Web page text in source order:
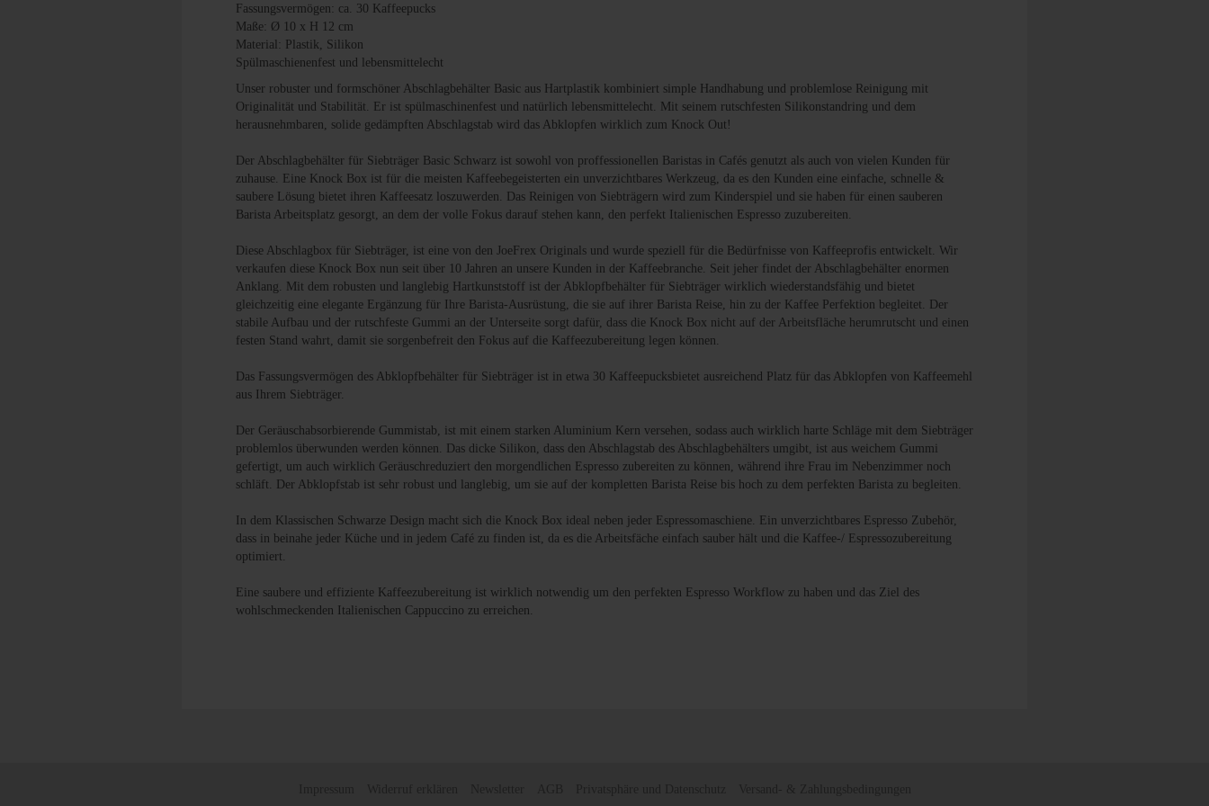
Fassungsvermögen: ca. 30 Kaffeepucks
Maße: Ø 10 x H 12 cm
Material: Plastik, Silikon
Spülmaschienenfest und lebensmittelecht
Unser robuster und formschöner Abschlagbehälter Basic aus Hartplastik kombiniert simple Handhabung und problemlose Reinigung mit
Originalität und Stabilität. Er ist spülmaschinenfest und natürlich lebensmittelecht. Mit seinem rutschfesten Silikonstandring und dem
herausnehmbaren, solide gedämpften Abschlagstab wird das Abklopfen wirklich zum Knock Out!
Der Abschlagbehälter für Siebträger Basic Schwarz ist sowohl von proffessionellen Baristas in Cafés genutzt als auch von vielen Kunden für
zuhause. Eine Knock Box ist für die meisten Kaffeebegeisterten ein unverzichtbares Werkzeug, da es den Kunden eine einfache, schnelle &
saubere Lösung bietet ihren Kaffeesatz loszuwerden. Das Reinigen von Siebträgern wird zum Kinderspiel und sie haben für einen sauberen
Barista Arbeitsplatz gesorgt, an dem der volle Fokus darauf stehen kann, den perfekt Italienischen Espresso zuzubereiten.
Diese Abschlagbox für Siebträger, ist eine von den JoeFrex Originals und wurde speziell für die Bedürfnisse von Kaffeeprofis entwickelt. Wir
verkaufen diese Knock Box nun seit über 10 Jahren an unsere Kunden in der Kaffeebranche. Seit jeher findet der Abschlagbehälter enormen
Anklang. Mit dem robusten und langlebig Hartkunststoff ist der Abklopfbehälter für Siebträger wirklich wiederstandsfähig und bietet
gleichzeitig eine elegante Ergänzung für Ihre Barista-Ausrüstung, die sie auf ihrer Barista Reise, hin zu der Kaffee Perfektion begleitet. Der
stabile Aufbau und der rutschfeste Gummi an der Unterseite sorgt dafür, dass die Knock Box nicht auf der Arbeitsfläche herumrutscht und einen
festen Stand wahrt, damit sie sorgenbefreit den Fokus auf die Kaffeezubereitung legen können.
Das Fassungsvermögen des Abklopfbehälter für Siebträger ist in etwa 30 Kaffeepucksbietet ausreichend Platz für das Abklopfen von Kaffeemehl
aus Ihrem Siebträger.
Der Geräuschabsorbierende Gummistab, ist mit einem starken Aluminium Kern versehen, sodass auch wirklich harte Schläge mit dem Siebträger
problemlos überwunden werden können. Das dicke Silikon, dass den Abschlagstab des Abschlagbehälters umgibt, ist aus weichem Gummi
gefertigt, um auch wirklich Geräuschreduziert den morgendlichen Espresso zubereiten zu können, während ihre Frau im Nebenzimmer noch
schläft. Der Abklopfstab ist sehr robust und langlebig, um sie auf der kompletten Barista Reise bis hoch zu dem perfekten Barista zu begleiten.
In dem Klassischen Schwarze Design macht sich die Knock Box ideal neben jeder Espressomaschiene. Ein unverzichtbares Espresso Zubehör,
dass in beinahe jeder Küche und in jedem Café zu finden ist, da es die Arbeitsfäche einfach sauber hält und die Kaffee-/ Espressozubereitung
optimiert.
Eine saubere und effiziente Kaffeezubereitung ist wirklich notwendig um den perfekten Espresso Workflow zu haben und das Ziel des
wohlschmeckenden Italienischen Cappuccino zu erreichen.